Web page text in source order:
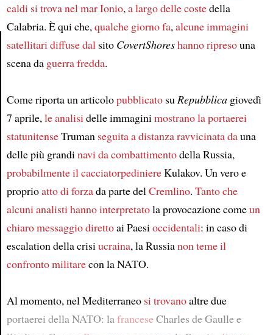
Article
caldi si trova nel mar Ionio,a largo delle costedella
Calabria. È qui che,qualche giorno fa,alcune immagini
satellitaridiffuse dalsito CovertShoreshanno ripresouna
scena da guerra fredda.
Come riporta un articolopubblicatosuRepubblicagiovedì
7 aprile,le analisidelle immaginimostranola portaerei
statunitenseTruman seguita a distanza ravvicinata dauna
delle più grandinavi da combattimentodella Russia,
probabilmenteil cacciatorpediniereKulakov. Un vero e
proprioatto di forzada parte delCremlino. Tanto che
alcuni analistihanno interpretatola provocazione comeun
chiaro messaggio direttoai Paesioccidentali: in caso di
escalation della crisiucraina, la Russianon temeil
confronto militarecon la NATO.
Al momento, nel Mediterraneo si trovanoaltre due
portaerei della NATO: lafranceseCharles de Gaulle e